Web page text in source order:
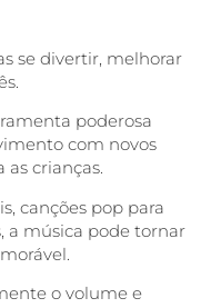
se divertir, melhorar
poderosa
com novos
as crianças.
canções pop para
a música pode tornar
o volume e